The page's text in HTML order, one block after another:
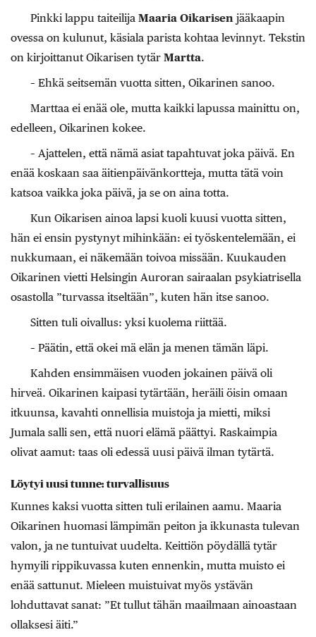
Pinkki lappu taiteilija Maaria Oikarisen jääkaapin
ovessa on kulunut, käsiala parista kohtaa levinnyt. Tekstin
on kirjoittanut Oikarisen tytär Martta.
– Ehkä seitsemän vuotta sitten, Oikarinen sanoo.
Marttaa ei enää ole, mutta kaikki lapussa mainittu on,
edelleen, Oikarinen kokee.
– Ajattelen, että nämä asiat tapahtuvat joka päivä. En
enää koskaan saa äitienpäivänkortteja, mutta tätä voin
katsoa vaikka joka päivä, ja se on aina totta.
Kun Oikarisen ainoa lapsi kuoli kuusi vuotta sitten,
hän ei ensin pystynyt mihinkään: ei työskentelemään, ei
nukkumaan, ei näkemään toivoa missään. Kuukauden
Oikarinen vietti Helsingin Auroran sairaalan psykiatrisella
osastolla ”turvassa itseltään”, kuten hän itse sanoo.
Sitten tuli oivallus: yksi kuolema riittää.
– Päätin, että okei mä elän ja menen tämän läpi.
Kahden ensimmäisen vuoden jokainen päivä oli
hirveä. Oikarinen kaipasi tytärtään, heräili öisin omaan
itkuunsa, kavahti onnellisia muistoja ja mietti, miksi
Jumala salli sen, että nuori elämä päättyi. Raskaimpia
olivat aamut: taas oli edessä uusi päivä ilman tytärtä.
Löytyi uusi tunne: turvallisuus
Kunnes kaksi vuotta sitten tuli erilainen aamu. Maaria
Oikarinen huomasi lämpimän peiton ja ikkunasta tulevan
valon, ja ne tuntuivat uudelta. Keittiön pöydällä tytär
hymyili rippikuvassa kuten ennenkin, mutta muisto ei
enää sattunut. Mieleen muistuivat myös ystävän
lohduttavat sanat: ”Et tullut tähän maailmaan ainoastaan
ollaksesi äiti.”